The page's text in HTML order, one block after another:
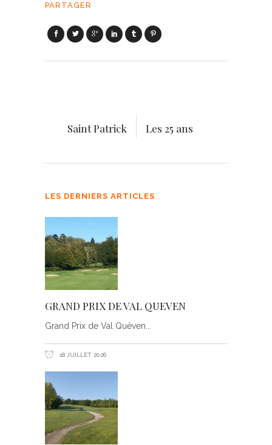
PARTAGER
Saint Patrick Les 25 ans
LES DERNIERS ARTICLES
GRAND PRIX DE VAL QUEVEN
Grand Prix de Val Quéven
18 JUILLET 2026